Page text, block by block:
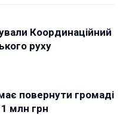
Координаційний
руху
повернути громаді
млн грн